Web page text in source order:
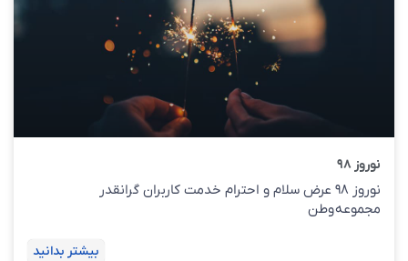
نوروز ۹۸
نوروز ۹۸ عرض سلام و احترام خدمت کاربران گرانقدر
مجموعه وطن
بیشتر بدانید